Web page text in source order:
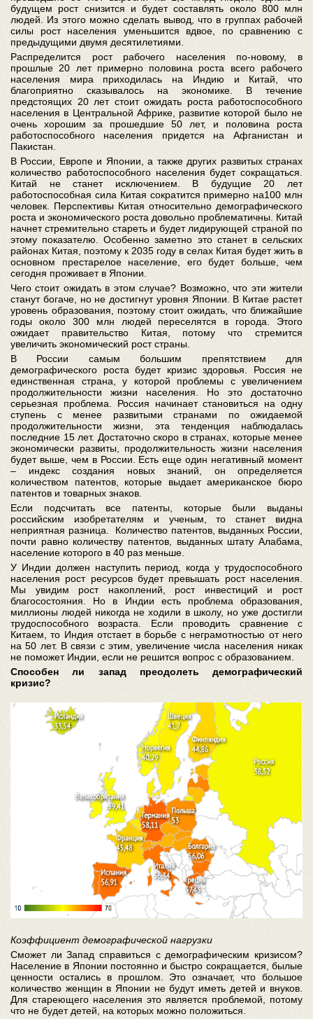
будущем рост снизится и будет составлять около 800 млн
людей. Из этого можно сделать вывод, что в группах рабочей
силы рост населения уменьшится вдвое, по сравнению с
предыдущими двумя десятилетиями.
Распределится рост рабочего населения по-новому, в
прошлые 20 лет примерно половина роста всего рабочего
населения мира приходилась на Индию и Китай, что
благоприятно сказывалось на экономике. В течение
предстоящих 20 лет стоит ожидать роста работоспособного
населения в Центральной Африке, развитие которой было не
очень хорошим за прошедшие 50 лет, и половина роста
работоспособного населения придется на Афганистан и
Пакистан.
В России, Европе и Японии, а также других развитых странах
количество работоспособного населения будет сокращаться.
Китай не станет исключением. В будущие 20 лет
работоспособная сила Китая сократится примерно на100 млн
человек. Перспективы Китая относительно демографического
роста и экономического роста довольно проблематичны. Китай
начнет стремительно стареть и будет лидирующей страной по
этому показателю. Особенно заметно это станет в сельских
районах Китая, поэтому к 2035 году в селах Китая будет жить в
основном престарелое население, его будет больше, чем
сегодня проживает в Японии.
Чего стоит ожидать в этом случае? Возможно, что эти жители
станут богаче, но не достигнут уровня Японии. В Китае растет
уровень образования, поэтому стоит ожидать, что ближайшие
годы около 300 млн людей переселятся в города. Этого
ожидает правительство Китая, потому что стремится
увеличить экономический рост страны.
В России самым большим препятствием для
демографического роста будет кризис здоровья. Россия не
единственная страна, у которой проблемы с увеличением
продолжительности жизни населения. Но это достаточно
серьезная проблема. Россия начинает становиться на одну
ступень с менее развитыми странами по ожидаемой
продолжительности жизни, эта тенденция наблюдалась
последние 15 лет. Достаточно скоро в странах, которые менее
экономически развиты, продолжительность жизни населения
будет выше, чем в России. Есть еще один негативный момент
– индекс создания новых знаний, он определяется
количеством патентов, которые выдает американское бюро
патентов и товарных знаков.
Если подсчитать все патенты, которые были выданы
российским изобретателям и ученым, то станет видна
неприятная разница. Количество патентов, выданных России,
почти равно количеству патентов, выданных штату Алабама,
население которого в 40 раз меньше.
У Индии должен наступить период, когда у трудоспособного
населения рост ресурсов будет превышать рост населения.
Мы увидим рост накоплений, рост инвестиций и рост
благосостояния. Но в Индии есть проблема образования,
миллионы людей никогда не ходили в школу, но уже достигли
трудоспособного возраста. Если проводить сравнение с
Китаем, то Индия отстает в борьбе с неграмотностью от него
на 50 лет. В связи с этим, увеличение числа населения никак
не поможет Индии, если не решится вопрос с образованием.
Способен ли запад преодолеть демографический
кризис?
Коэффициент демографической нагрузки
Сможет ли Запад справиться с демографическим кризисом?
Население в Японии постоянно и быстро сокращается, былые
ценности остались в прошлом. Это означает, что большое
количество женщин в Японии не будут иметь детей и внуков.
Для стареющего населения это является проблемой, потому
что не будет детей, на которых можно положиться.